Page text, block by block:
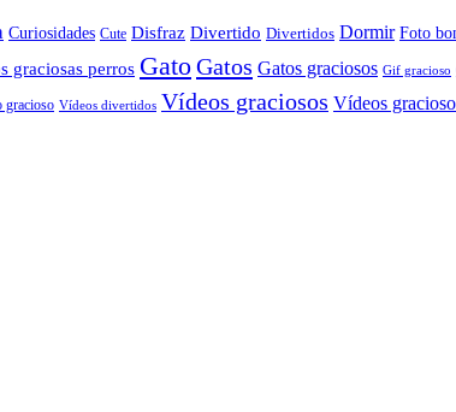
Curiosidades Cute Disfraz Divertido Divertidos Dormir Foto
graciosas perros GatoGatos Gatos graciosos Gif gracioso
gracioso Vídeos divertidos Vídeos graciosos Vídeos